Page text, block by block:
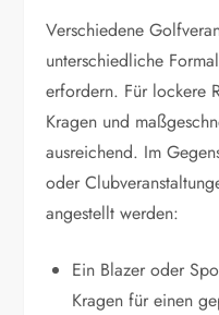
Verschiedene
unterschiedliche
erfordern. Für lockere
Kragen und
ausreichend. Im
oder
angestellt werden:
Ein Blazer oder
Kragen für einen